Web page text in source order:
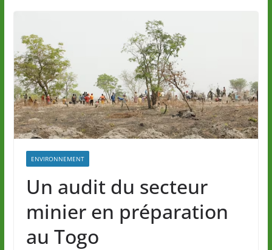
ENVIRONNEMENT
Un audit du secteur
minier en préparation
au Togo